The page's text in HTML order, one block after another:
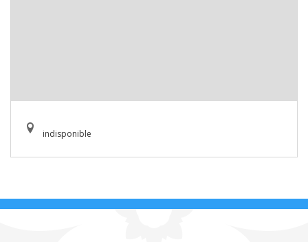
indisponible